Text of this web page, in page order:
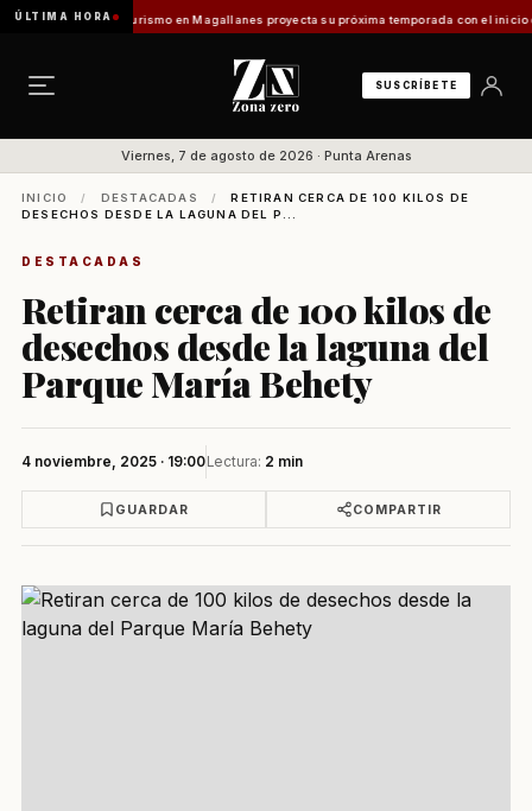
ÚLTIMA HORA
Vladilo] Turismo en Magallanes proyecta su próxima temporada con el inicio de
SUSCRÍBETE
Viernes, 7 de agosto de 2026 · Punta Arenas
INICIO / DESTACADAS /
RETIRAN CERCA DE 100 KILOS DE
DESECHOS DESDE LA LAGUNA DEL P...
DESTACADAS
Retiran cerca de 100 kilos de
desechos desde la laguna del
Parque María Behety
4 noviembre, 2025 · 19:00Lectura: 2 min
GUARDAR COMPARTIR